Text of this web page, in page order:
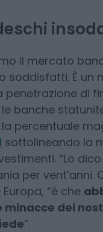
il mercato
soddisfatti. È un
penetrazione di
banche
percentuale
sottolineando la
“Lo
per vent’anni.
“è che
minacce dei
“.